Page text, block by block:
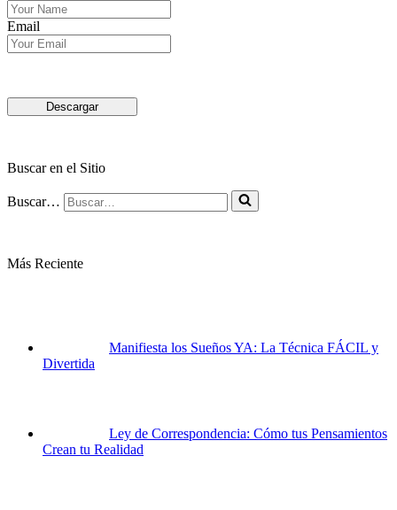
Email
Descargar
Buscar en el Sitio
Buscar…
Más Reciente
Manifiesta los Sueños YA: La Técnica FÁCIL y
Divertida
Ley de Correspondencia: Cómo tus Pensamientos
Crean tu Realidad